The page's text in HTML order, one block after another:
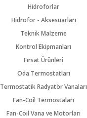
Hidroforlar
Hidrofor - Aksesuarları
Teknik Malzeme
Kontrol Ekipmanları
Fırsat Ürünleri
Oda Termostatları
Termostatik Radyatör Vanaları
Fan-Coil Termostaları
Fan-Coil Vana ve Motorları